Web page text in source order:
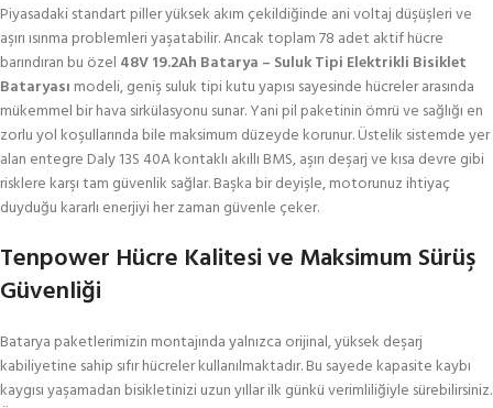
Piyasadaki standart piller yüksek akım çekildiğinde ani voltaj düşüşleri ve
aşırı ısınma problemleri yaşatabilir. Ancak toplam 78 adet aktif hücre
barındıran bu özel 48V 19.2Ah Batarya – Suluk Tipi Elektrikli Bisiklet
Bataryası modeli, geniş suluk tipi kutu yapısı sayesinde hücreler arasında
mükemmel bir hava sirkülasyonu sunar. Yani pil paketinin ömrü ve sağlığı en
zorlu yol koşullarında bile maksimum düzeyde korunur. Üstelik sistemde yer
alan entegre Daly 13S 40A kontaklı akıllı BMS, aşırı deşarj ve kısa devre gibi
risklere karşı tam güvenlik sağlar. Başka bir deyişle, motorunuz ihtiyaç
duyduğu kararlı enerjiyi her zaman güvenle çeker.
Tenpower Hücre Kalitesi ve Maksimum Sürüş
Güvenliği
Batarya paketlerimizin montajında yalnızca orijinal, yüksek deşarj
kabiliyetine sahip sıfır hücreler kullanılmaktadır. Bu sayede kapasite kaybı
kaygısı yaşamadan bisikletinizi uzun yıllar ilk günkü verimliliğiyle sürebilirsiniz.